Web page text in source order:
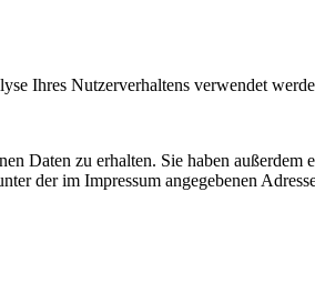
Ihres Nutzerverhaltens verwendet
Daten zu erhalten. Sie haben
der im Impressum angegebenen